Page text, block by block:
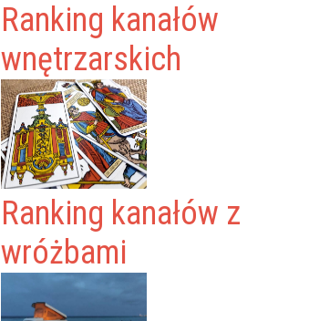
Ranking kanałów
wnętrzarskich
Ranking kanałów z
wróżbami